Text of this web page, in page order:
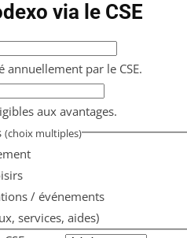
via le CSE
par le CSE.
aux avantages.
(choix multiples)
/ événements
services, aides)